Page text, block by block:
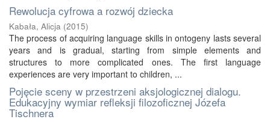
Rewolucja cyfrowa a rozwój dziecka
Kabała, Alicja (2015)
The process of acquiring language skills in ontogeny lasts several
years and is gradual, starting from simple elements and
structures to more complicated ones. The first language
experiences are very important to children, ...
Pojęcie sceny w przestrzeni aksjologicznej dialogu.
Edukacyjny wymiar refleksji filozoficznej Józefa
Tischnera